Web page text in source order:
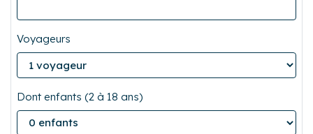
Voyageurs
Dont enfants (2 à 18 ans)